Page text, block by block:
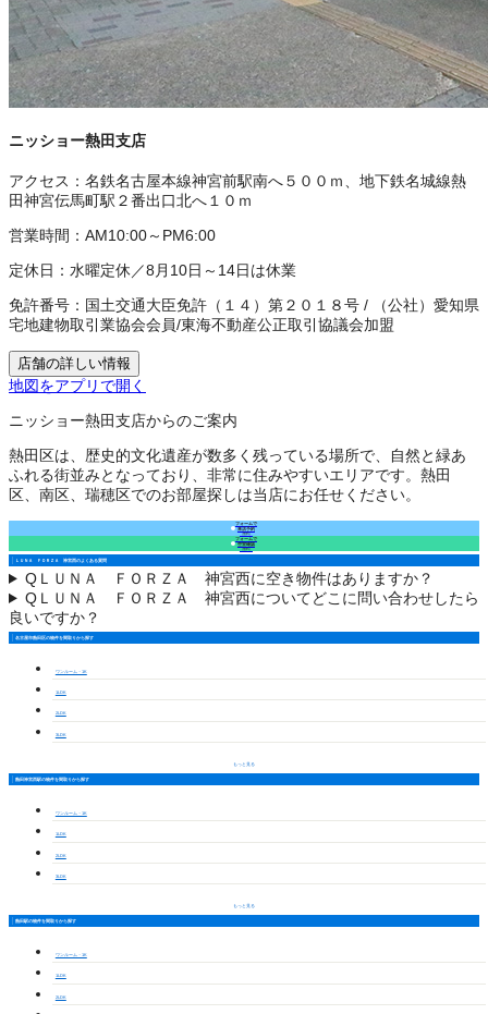
ニッショー熱田支店
アクセス： 名鉄名古屋本線神宮前駅南へ５００ｍ、地下鉄名城線熱
田神宮伝馬町駅２番出口北へ１０ｍ
営業時間： AM10:00～PM6:00
定休日： 水曜定休／8月10日～14日は休業
免許番号： 国土交通大臣免許（１４）第２０１８号 /
（公社）愛知県
宅地建物取引業協会会員/東海不動産公正取引協議会加盟
店舗の詳しい情報
地図をアプリで開く
ニッショー熱田支店からのご案内
熱田区は、歴史的文化遺産が数多く残っている場所で、自然と緑あ
ふれる街並みとなっており、非常に住みやすいエリアです。熱田
区、南区、瑞穂区でのお部屋探しは当店にお任せください。
フォームで
来店予約
（無料）
フォームで
空室確認
（無料）
ＬＵＮＡ ＦＯＲＺＡ 神宮西のよくある質問
QＬＵＮＡ ＦＯＲＺＡ 神宮西に空き物件はありますか？
QＬＵＮＡ ＦＯＲＺＡ 神宮西についてどこに問い合わせしたら
良いですか？
名古屋市熱田区の物件を間取りから探す
ワンルーム・1K
1LDK
2LDK
3LDK
もっと見る
熱田神宮西駅の物件を間取りから探す
ワンルーム・1K
1LDK
2LDK
3LDK
もっと見る
熱田駅の物件を間取りから探す
ワンルーム・1K
1LDK
2LDK